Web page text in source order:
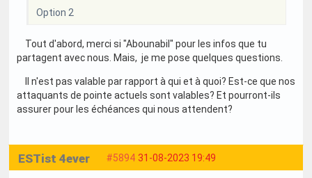
Option 2
Tout d'abord, merci si "Abounabil" pour les infos que tu
partagent avec nous. Mais, je me pose quelques questions.
Il n'est pas valable par rapport à qui et à quoi? Est-ce que nos
attaquants de pointe actuels sont valables? Et pourront-ils
assurer pour les échéances qui nous attendent?
#5894 31-08-2023 19:49
ESTist 4ever